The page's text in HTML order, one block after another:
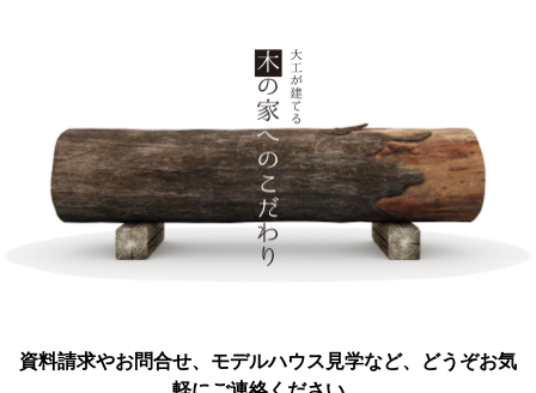
資料請求やお問合せ、モデルハウス見学など、どうぞお気